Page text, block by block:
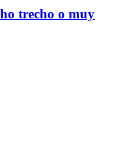
trecho o muy